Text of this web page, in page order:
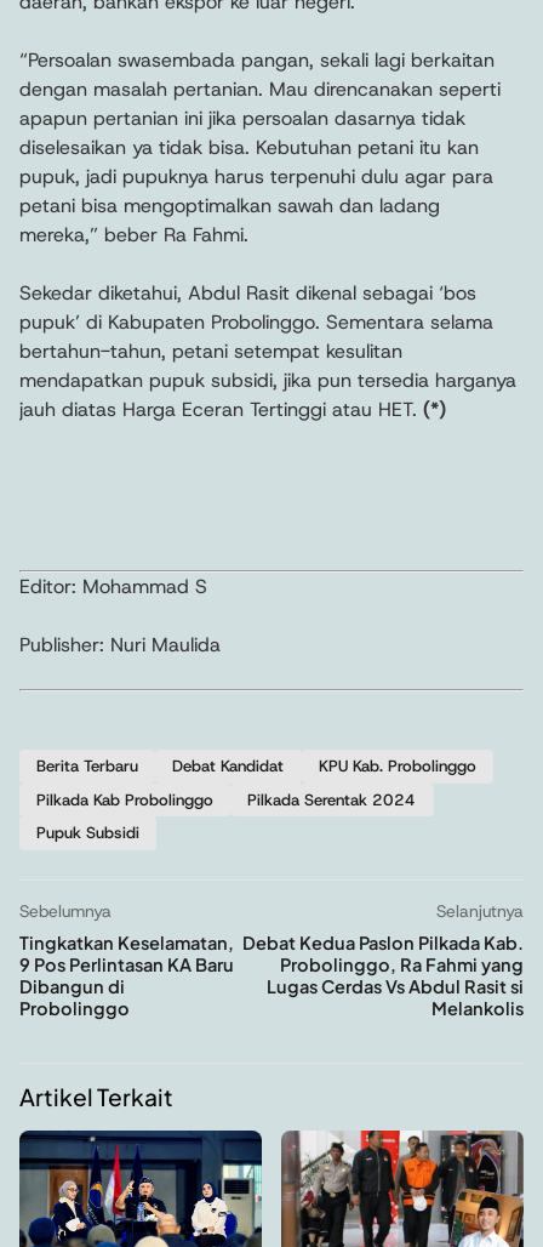
“Persoalan swasembada pangan, sekali lagi berkaitan
dengan masalah pertanian. Mau direncanakan seperti
apapun pertanian ini jika persoalan dasarnya tidak
diselesaikan ya tidak bisa. Kebutuhan petani itu kan
pupuk, jadi pupuknya harus terpenuhi dulu agar para
petani bisa mengoptimalkan sawah dan ladang
mereka,” beber Ra Fahmi.
Sekedar diketahui, Abdul Rasit dikenal sebagai ‘bos
pupuk’ di Kabupaten Probolinggo. Sementara selama
bertahun-tahun, petani setempat kesulitan
mendapatkan pupuk subsidi, jika pun tersedia harganya
jauh diatas Harga Eceran Tertinggi atau HET. (*)
Editor: Mohammad S
Publisher: Nuri Maulida
Berita Terbaru Debat Kandidat
KPU Kab. Probolinggo
Pilkada Kab Probolinggo
Pilkada Serentak 2024
Pupuk Subsidi
Sebelumnya
Tingkatkan Keselamatan,
9 Pos Perlintasan KA Baru
Dibangun di
Probolinggo
Selanjutnya
Debat Kedua Paslon Pilkada Kab.
Probolinggo, Ra Fahmi yang
Lugas Cerdas Vs Abdul Rasit si
Melankolis
Artikel Terkait